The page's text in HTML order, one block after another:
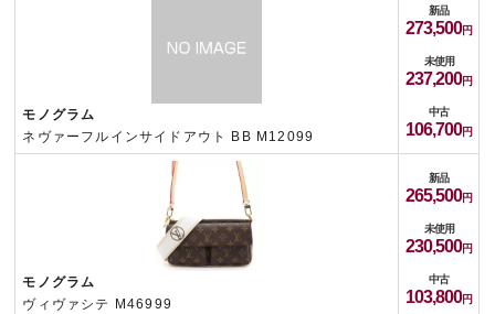
モノグラム
ネヴァーフルインサイドアウト BB M12099
新品
273,500
未使用
237,200
中古
106,700
モノグラム
ヴィヴァシテ M46999
新品
265,500
未使用
230,500
中古
103,800